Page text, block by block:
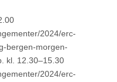
2024/erc-
bergen-morgen-
kl. 12.30–15.30
2024/erc-